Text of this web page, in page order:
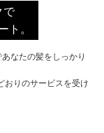
で
ト。
なたの髪をしっかり
おりのサービスを受け